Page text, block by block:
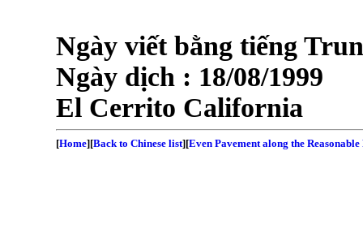
Ngày viết bằng tiếng
Ngày dịch : 18/08/1999
El Cerrito California
[Home][Back to Chinese list][Even Pavement along the Reasonable